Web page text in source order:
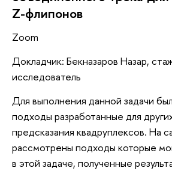
Z-флипонов
Zoom
Докладчик: Бекназаров Назар,
исследователь
Для выполнения данной задачи
подходы разработанные для
предсказания квадруплексов. На
рассмотрены подходы которые
в этой задаче, полученные